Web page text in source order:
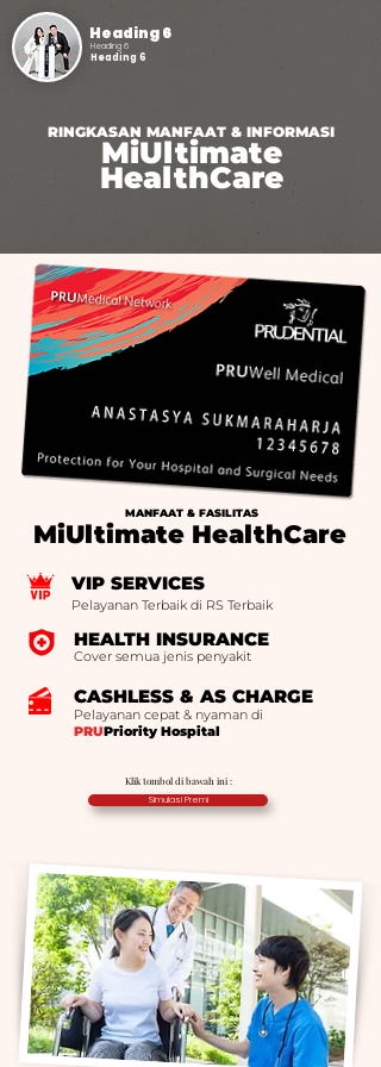
Heading 6
Heading 6
Heading 6
RINGKASAN MANFAAT & INFORMASI
MiUltimate
HealthCare
MiUltimate HealthCare
MANFAAT & FASILITAS
Pelayanan Terbaik di RS Terbaik
VIP SERVICES
Cover semua jenis penyakit
HEALTH INSURANCE
CASHLESS & AS CHARGE
Pelayanan cepat & nyaman di
PRUPriority Hospital
Klik tombol di bawah ini :
Simulasi Premi